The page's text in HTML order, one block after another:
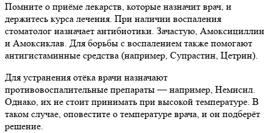
Помните о приёме лекарств, которые назначит врач, и
держитесь курса лечения. При наличии воспаления
стоматолог назначает антибиотики. Зачастую, Амоксициллин
и Амоксиклав. Для борьбы с воспалением также помогают
антигистаминные средства (например, Супрастин, Цетрин).
Для устранения отёка врачи назначают
противовоспалительные препараты — например, Немисил.
Однако, их не стоит принимать при высокой температуре. В
таком случае, оповестите о температуре врача, и он подберёт
решение.